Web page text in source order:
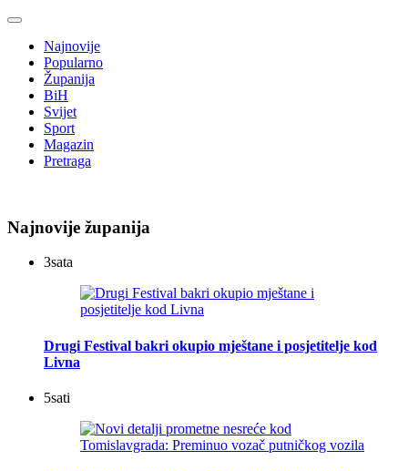
Najnovije
Popularno
Županija
BiH
Svijet
Sport
Magazin
Pretraga
Najnovije županija
3sata
Drugi Festival bakri okupio mještane i posjetitelje kod
Livna
5sati